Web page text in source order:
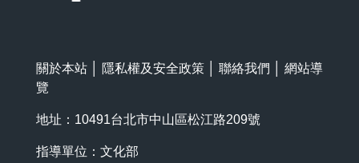
關於本站 隱私權及安全政策 聯絡我們
網站導
覽
地址：10491台北市中山區松江路209號
指導單位：文化部